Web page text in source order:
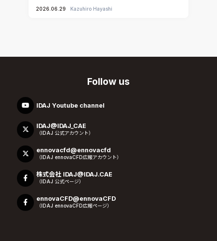
2026.06.29 Kazuhiro Hayashi
Follow us
IDAJ Youtube channel
IDAJ@IDAJ_CAE
（IDAJ 公式アカウント）
ennovacfd@ennovacfd
（IDAJ ennovaCFD広報アカウント）
株式会社 IDAJ@IDAJ.CAE
（IDAJ 公式ページ）
ennovaCFD@ennovaCFD
（IDAJ ennovaCFD広報ページ）